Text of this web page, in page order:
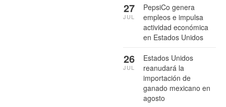
PepsiCo genera
empleos e impulsa
actividad económica
en Estados Unidos
27
JUL
Estados Unidos
reanudará la
importación de
ganado mexicano en
agosto
26
JUL